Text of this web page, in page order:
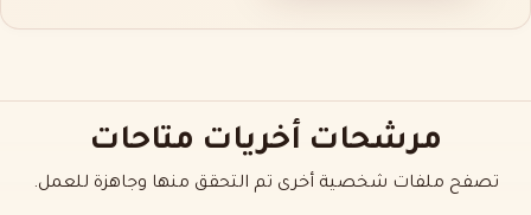
مرشحات أخريات متاحات
تصفح ملفات شخصية أخرى تم التحقق منها وجاهزة للعمل.